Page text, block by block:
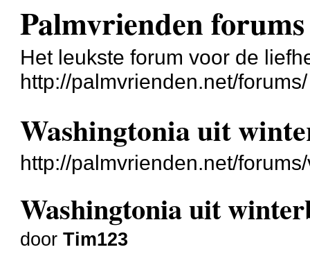
Palmvrienden forums
Het leukste forum voor de
http://palmvrienden.net/forums/
Washingtonia uit
http://palmvrienden.net/
Washingtonia uit
doorTim123